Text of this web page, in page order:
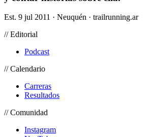
Est. 9 jul 2011 · Neuquén · trailrunning.ar
// Editorial
Podcast
// Calendario
Carreras
Resultados
// Comunidad
Instagram